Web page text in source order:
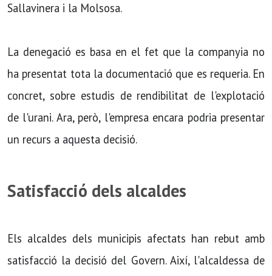
Sallavinera i la Molsosa.
La denegació es basa en el fet que la companyia no
ha presentat tota la documentació que es requeria. En
concret, sobre estudis de rendibilitat de l'explotació
de l'urani. Ara, però, l'empresa encara podria presentar
un recurs a aquesta decisió.
Satisfacció dels alcaldes
Els alcaldes dels municipis afectats han rebut amb
satisfacció la decisió del Govern. Així, l'alcaldessa de